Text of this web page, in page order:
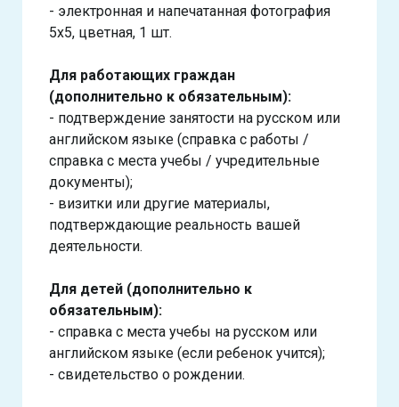
- электронная и напечатанная фотография
5х5, цветная, 1 шт.
Для работающих граждан
(дополнительно к обязательным):
- подтверждение занятости на русском или
английском языке (справка с работы /
справка с места учебы / учредительные
документы);
- визитки или другие материалы,
подтверждающие реальность вашей
деятельности.
Для детей (дополнительно к
обязательным):
- справка с места учебы на русском или
английском языке (если ребенок учится);
- свидетельство о рождении.